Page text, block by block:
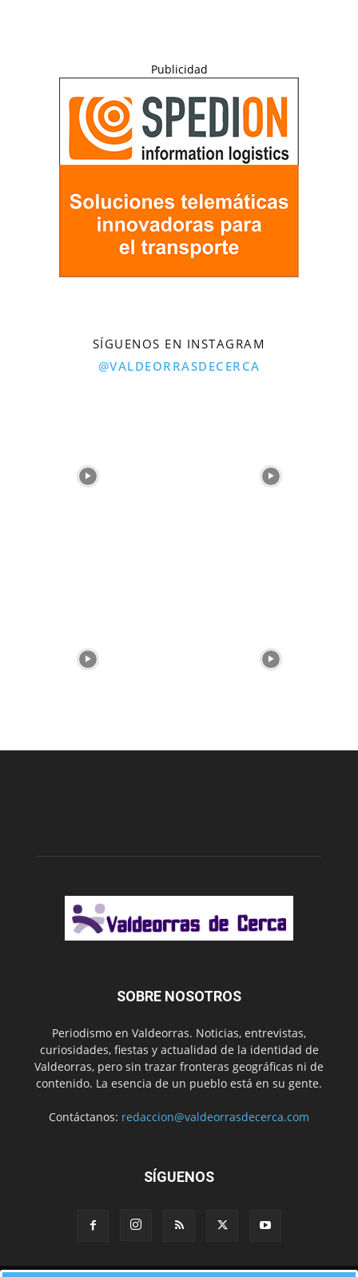
Publicidad
SÍGUENOS EN INSTAGRAM
@VALDEORRASDECERCA
SOBRE NOSOTROS
Periodismo en Valdeorras. Noticias, entrevistas,
curiosidades, fiestas y actualidad de la identidad de
Valdeorras, pero sin trazar fronteras geográficas ni de
contenido. La esencia de un pueblo está en su gente.
Contáctanos: redaccion@valdeorrasdecerca.com
SÍGUENOS